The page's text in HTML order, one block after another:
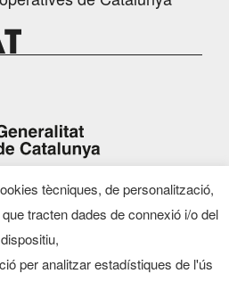
tècniques, de personalització,
tracten dades de connexió i/o del
dispositiu,
per analitzar estadístiques de l'ús